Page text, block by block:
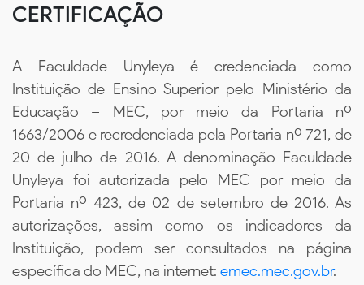
CERTIFICAÇÃO
A Faculdade Unyleya é credenciada como
Instituição de Ensino Superior pelo Ministério da
Educação – MEC, por meio da Portaria nº
1663/2006 e recredenciada pela Portaria nº 721, de
20 de julho de 2016. A denominação Faculdade
Unyleya foi autorizada pelo MEC por meio da
Portaria nº 423, de 02 de setembro de 2016. As
autorizações, assim como os indicadores da
Instituição, podem ser consultados na página
específica do MEC, na internet: emec.mec.gov.br.